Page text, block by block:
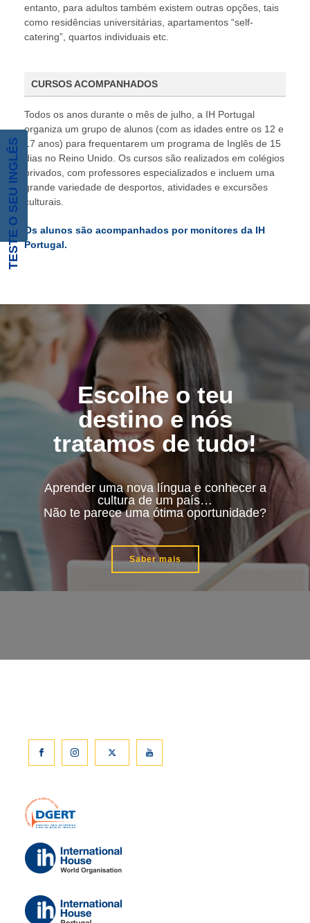
entanto, para adultos também existem outras opções, tais
como residências universitárias, apartamentos “self-
catering”, quartos individuais etc.
CURSOS ACOMPANHADOS
Todos os anos durante o mês de julho, a IH Portugal
organiza um grupo de alunos (com as idades entre os 12 e
17 anos) para frequentarem um programa de Inglês de 15
dias no Reino Unido. Os cursos são realizados em colégios
privados, com professores especializados e incluem uma
grande variedade de desportos, atividades e excursões
culturais.
Os alunos são acompanhados por monitores da IH
Portugal.
Escolhe o teu
destino e nós
tratamos de tudo!
Aprender uma nova língua e conhecer a
cultura de um país…
Não te parece uma ótima oportunidade?
Saber mais
TESTE O SEU INGLÊS